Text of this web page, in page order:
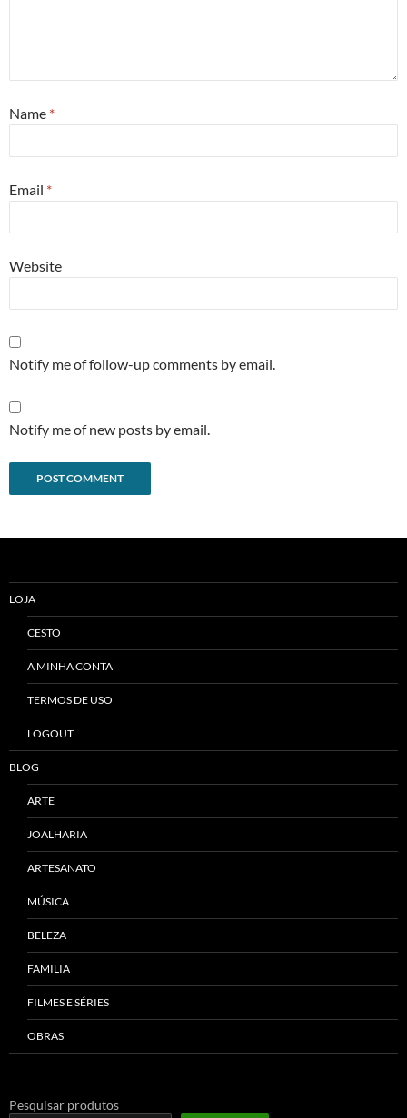
Name *
Email *
Website
Notify me of follow-up comments by email.
Notify me of new posts by email.
LOJA
CESTO
A MINHA CONTA
TERMOS DE USO
LOGOUT
BLOG
ARTE
JOALHARIA
ARTESANATO
MÚSICA
BELEZA
FAMILIA
FILMES E SÉRIES
OBRAS
Pesquisar produtos